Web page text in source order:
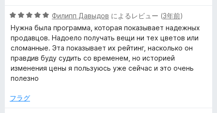
評
価
5
段
階
中
5
の
評
Филипп Давыдов によるレビュー (3年前)
Нужна была программа, которая показывает надежных
продавцов. Надоело получать вещи ни тех цветов или
сломанные. Эта показывает их рейтинг, насколько он
правдив буду судить со временем, но историей
изменения цены я пользуюсь уже сейчас и это очень
полезно
フラグ